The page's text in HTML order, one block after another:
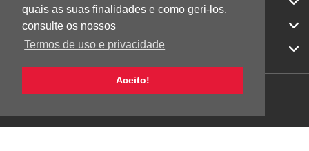
quais as suas finalidades e como geri-los,
consulte os nossos
Termos de uso e privacidade
Aceito!
CATEGORIAS
APOIO AO CLIENTE
© 2026 RUN |Todos os direitos reservados.